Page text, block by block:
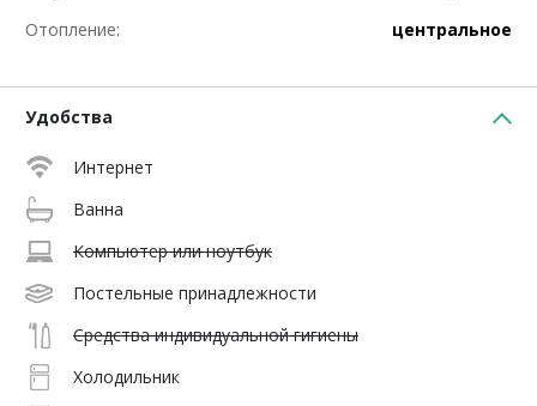
Отопление:
центральное
Удобства
Интернет
Ванна
Компьютер или ноутбук
Постельные принадлежности
Средства индивидуальной гигиены
Холодильник